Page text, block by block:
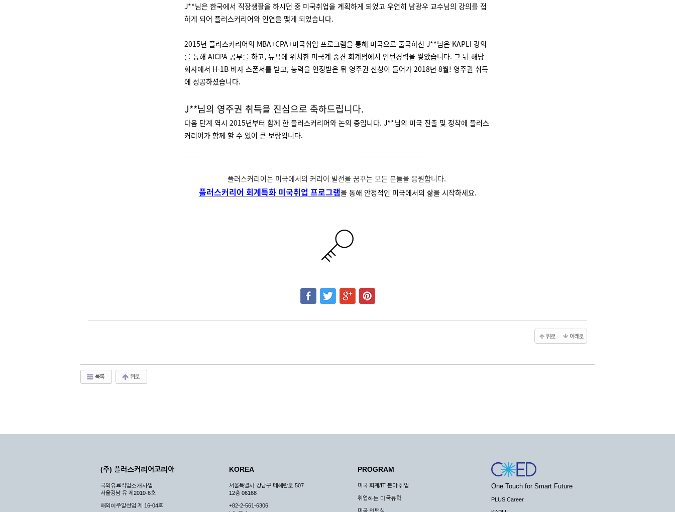
J**님은 한국에서 직장생활을 하시던 중 미국취업을 계획하게 되었고 우연히 남광우 교수님의 강의를 접
하게 되어 플러스커리어와 인연을 맺게 되었습니다.
2015년 플러스커리어의 MBA+CPA+미국취업 프로그램을 통해 미국으로 출국하신 J**님은 KAPLI 강의
를 통해 AICPA 공부를 하고, 뉴욕에 위치한 미국계 중견 회계펌에서 인턴경력을 쌓았습니다. 그 뒤 해당
회사에서 H-1B 비자 스폰서를 받고, 능력을 인정받은 뒤 영주권 신청이 들어가 2018년 8월! 영주권 취득
에 성공하셨습니다.
J**님의 영주권 취득을 진심으로 축하드립니다.
다음 단계 역시 2015년부터 함께 한 플러스커리어와 논의 중입니다. J**님의 미국 진출 및 정착에 플러스
커리어가 함께 할 수 있어 큰 보람입니다.
플러스커리어는 미국에서의 커리어 발전을 꿈꾸는 모든 분들을 응원합니다.
플러스커리어 회계특화 미국취업 프로그램을 통해 안정적인 미국에서의 삶을 시작하세요.
위로 아래로
목록 위로
(주) 플러스커리어코리아
국외유료직업소개사업
서울강남 유 제2010-6호
해외이주알선업 제 16-04호
KOREA
서울특별시 강남구 테헤란로 507
12층 06168
+82-2-561-6306
PROGRAM
미국 회계/IT 분야 취업
취업하는 미국유학
미국 인턴십
One Touch for Smart Future
PLUS Career